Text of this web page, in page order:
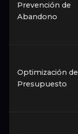
Prevención de
Abandono
Optimización de
Presupuesto